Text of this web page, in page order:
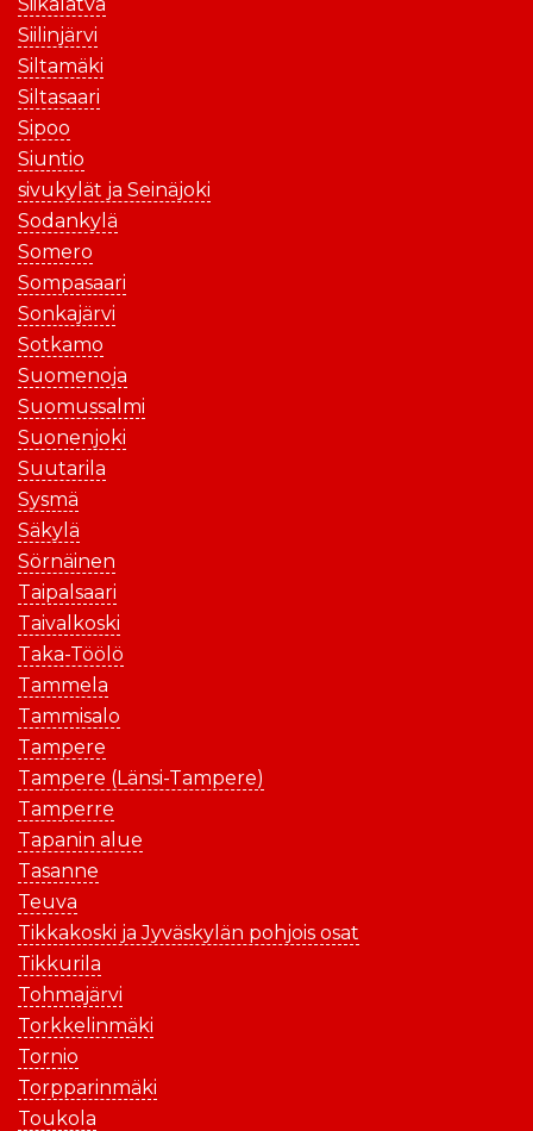
Siilinjärvi
Siltamäki
Siltasaari
Sipoo
Siuntio
sivukylät ja Seinäjoki
Sodankylä
Somero
Sompasaari
Sonkajärvi
Sotkamo
Suomenoja
Suomussalmi
Suonenjoki
Suutarila
Sysmä
Säkylä
Sörnäinen
Taipalsaari
Taivalkoski
Taka-Töölö
Tammela
Tammisalo
Tampere
Tampere (Länsi-Tampere)
Tamperre
Tapanin alue
Tasanne
Teuva
Tikkakoski ja Jyväskylän pohjois osat
Tikkurila
Tohmajärvi
Torkkelinmäki
Tornio
Torpparinmäki
Toukola